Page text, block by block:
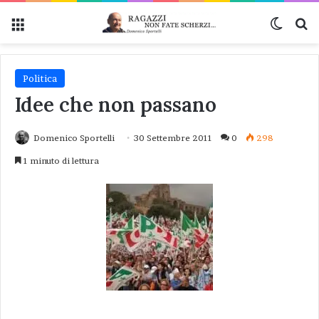
Politica
Idee che non passano
Domenico Sportelli 30 Settembre 2011 0 298
1 minuto di lettura